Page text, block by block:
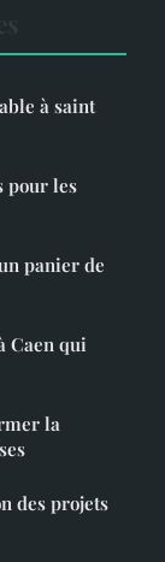
à saint
pour les
panier de
Caen qui
la
des projets